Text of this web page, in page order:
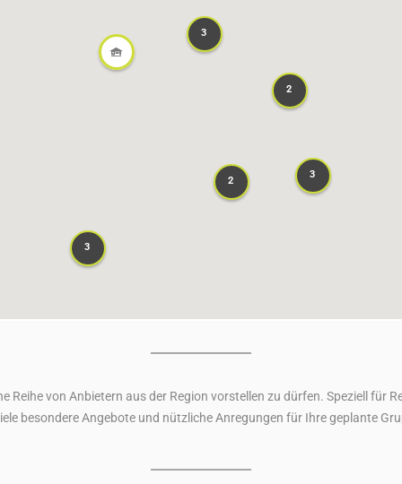
3
3
2
3
2
3
3
2
3
2
Reihe von Anbietern aus der Region vorstellen zu dürfen. Speziell für
besondere Angebote und nützliche Anregungen für Ihre geplante